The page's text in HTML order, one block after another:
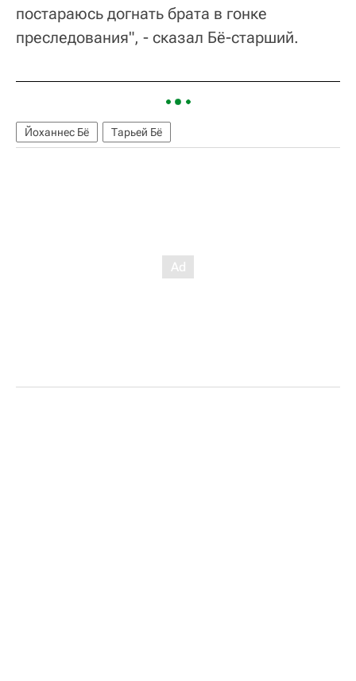
постараюсь догнать брата в гонке
преследования", - сказал Бё-старший.
Йоханнес Бё Тарьей Бё